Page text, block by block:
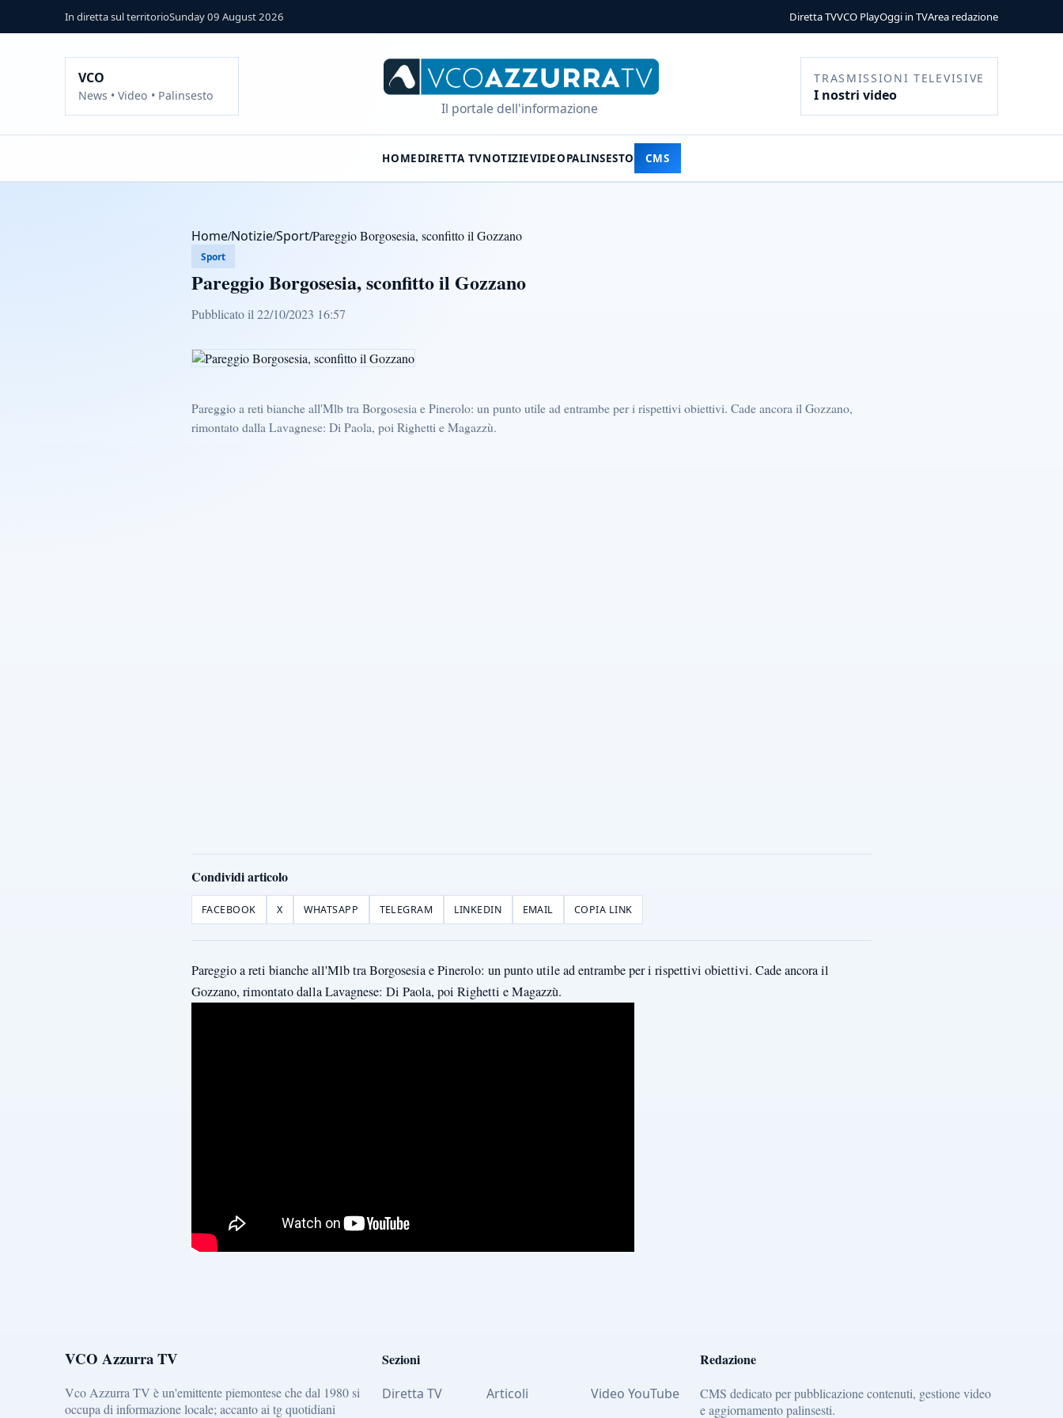
In diretta sul territorioSunday 09 August 2026 Diretta TVVCO PlayOggi in TVArea redazione
VCO
News • Video • Palinsesto
Il portale dell'informazione
TRASMISSIONI TELEVISIVE
I nostri video
HOMEDIRETTA TVNOTIZIEVIDEOPALINSESTO CMS
Home/Notizie/Sport/Pareggio Borgosesia, sconfitto il Gozzano
Sport
Pareggio Borgosesia, sconfitto il Gozzano
Pubblicato il 22/10/2023 16:57
Pareggio a reti bianche all'Mlb tra Borgosesia e Pinerolo: un punto utile ad entrambe per i rispettivi obiettivi. Cade ancora il Gozzano,
rimontato dalla Lavagnese: Di Paola, poi Righetti e Magazzù.
Condividi articolo
FACEBOOK X WHATSAPP TELEGRAM LINKEDIN EMAIL COPIA LINK
Pareggio a reti bianche all'Mlb tra Borgosesia e Pinerolo: un punto utile ad entrambe per i rispettivi obiettivi. Cade ancora il
Gozzano, rimontato dalla Lavagnese: Di Paola, poi Righetti e Magazzù.
VCO Azzurra TV
Vco Azzurra TV è un'emittente piemontese che dal 1980 si
occupa di informazione locale; accanto ai tg quotidiani
Sezioni
Diretta TV Articoli
Video YouTube
Redazione
CMS dedicato per pubblicazione contenuti, gestione video
e aggiornamento palinsesti.